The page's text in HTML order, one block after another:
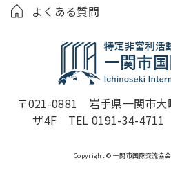
よくある質問
〒021-0881　岩手県一関市
ザ4F　TEL 0191-34-4711
Copyright © 一関市国際交流協